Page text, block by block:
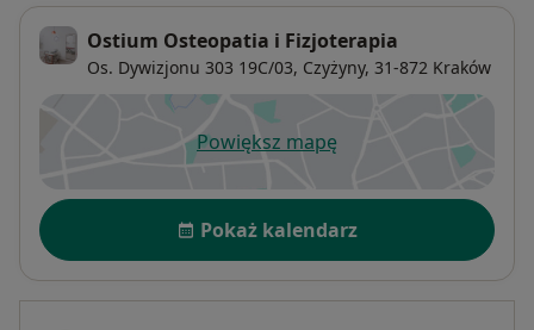
Ostium Osteopatia i Fizjoterapia
Os. Dywizjonu 303 19C/03, Czyżyny, 31-872 Kraków
Powiększ mapęotwiera się w nowej karcie
Dostępność
Pokaż kalendarz